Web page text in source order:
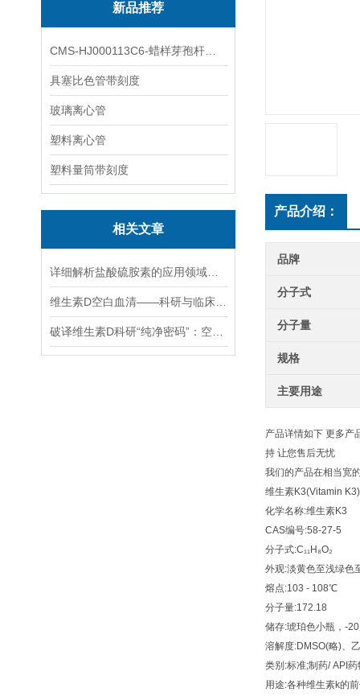
新品推荐
具塞比色管带刻度
玻璃离心管
塑料离心管
塑料量筒带刻度
相关文章
产品介绍：
品牌
分子式
分子量
规格
主要用途
产品详情如下 更多产
持 让您售后无忧
我们的产品在相当宽
维生素K3(Vitamin K3)
化学名称:维生素K3
CAS编号:58-27-5
分子式:C₁₁H₈O₂
外观:淡黄色至浅绿色
熔点:103 - 108℃
分子量:172.18
储存:琥珀色小瓶，-
溶解度:DMSO(略)、
类别:标准;制药/ API
用途:各种维生素k的